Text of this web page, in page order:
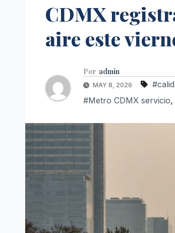
CDMX
aire este
Por admin
MAY 8, 2026
#Metro CDMX servicio,